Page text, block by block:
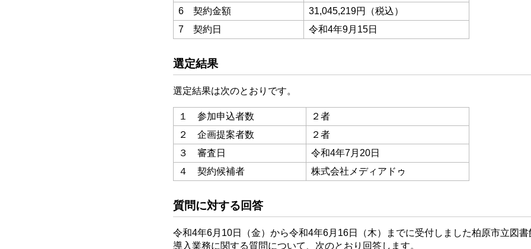
6 契約金額
31,045,219円（税込）
7 契約日
令和4年9月15日
選定結果
選定結果は次のとおりです。
１ 参加申込者数
２者
２ 企画提案者数
２者
３ 審査日
令和4年7月20日
４ 契約候補者
株式会社メディアドゥ
質問に対する回答
令和4年6月10日（金）から令和4年6月16日（木）までに受付しました柏原市立図
導入業務に関する質問について、次のとおり回答します。